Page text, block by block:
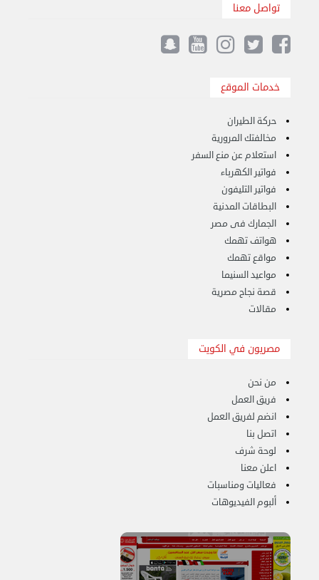
هاف لوري لتوصيل ونقل العفش 65818808
الخميس 14 سبتمبر 2023 03:06 م
تواصل معنا
خدمات الموقع
حركة الطيران
مخالفتك المرورية
استعلام عن منع السفر
فواتير الكهرباء
فواتير التليفون
البطاقات المدنية
الجمارك فى مصر
هواتف تهمك
مواقع تهمك
مواعيد السنيما
قصة نجاح مصرية
مقالات
مصريون في الكويت
من نحن
فريق العمل
انضم لفريق العمل
اتصل بنا
لوحة شرف
اعلن معنا
فعاليات ومناسبات
ألبوم الفيديوهات